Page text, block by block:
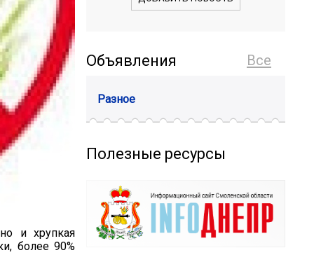
и хрупкая
более 90%
Все
Объявления
Разное
Полезные ресурсы